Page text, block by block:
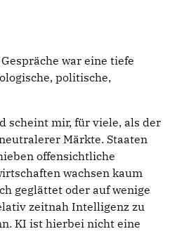
war eine tiefe
politische,
scheint mir, für viele, als der
Märkte. Staaten
offensichtliche
wachsen kaum
geglättet oder auf wenige
zeitnah Intelligenz zu
KI ist hierbei nicht eine